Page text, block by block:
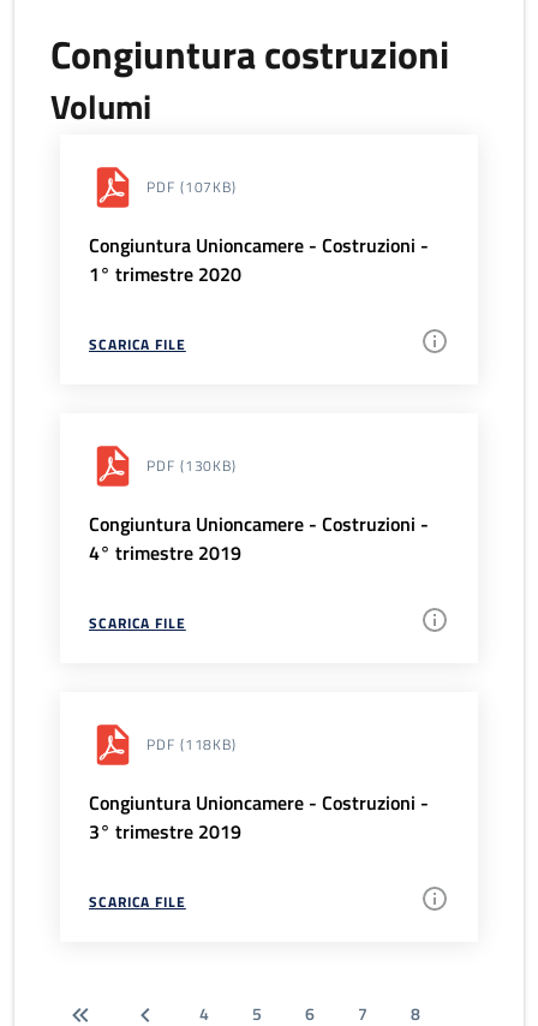
Congiuntura costruzioni
Volumi
PDF (107KB)
Congiuntura Unioncamere - Costruzioni -
1° trimestre 2020
SCARICA FILE
PDF (130KB)
Congiuntura Unioncamere - Costruzioni -
4° trimestre 2019
SCARICA FILE
PDF (118KB)
Congiuntura Unioncamere - Costruzioni -
3° trimestre 2019
SCARICA FILE
4 5 6 7
8